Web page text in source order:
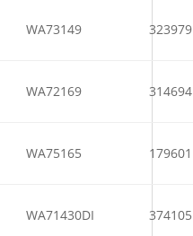
WA73149 323979
WA72169 314694
WA75165 179601
WA71430DI 374105